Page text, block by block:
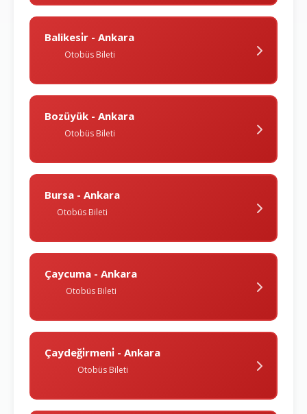
Balikesi̇r - Ankara
Otobüs Bileti
Bozüyük - Ankara
Otobüs Bileti
Bursa - Ankara
Otobüs Bileti
Çaycuma - Ankara
Otobüs Bileti
Çaydeği̇rmeni̇ - Ankara
Otobüs Bileti